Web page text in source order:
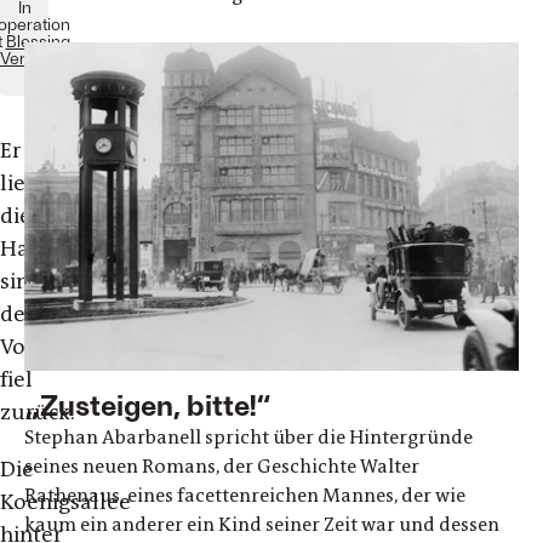
In
Blessing
Verlag
Er
ließ
die
Hand
sinken,
der
Vorhang
fiel
zurück.
Die
Koenigsallee
hinter
„Zusteigen, bitte!“
Stephan Abarbanell spricht über die Hintergründe
seines neuen Romans, der Geschichte Walter
Rathenaus, eines facettenreichen Mannes, der wie
kaum ein anderer ein Kind seiner Zeit war und dessen